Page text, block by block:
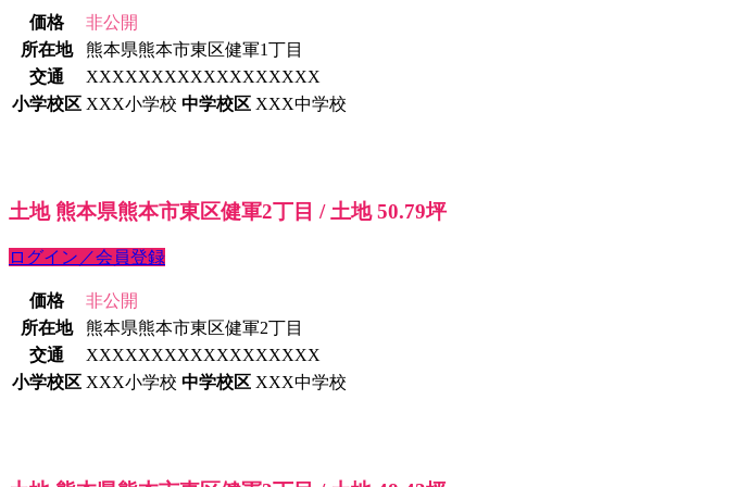
価格
非公開
所在地
熊本県熊本市東区健軍1丁目
交通
XXXXXXXXXXXXXXXXXX
小学校区 XXX小学校 中学校区 XXX中学校
土地 熊本県熊本市東区健軍2丁目 / 土地 50.79坪
ログイン／会員登録
価格
非公開
所在地
熊本県熊本市東区健軍2丁目
交通
XXXXXXXXXXXXXXXXXX
小学校区 XXX小学校 中学校区 XXX中学校